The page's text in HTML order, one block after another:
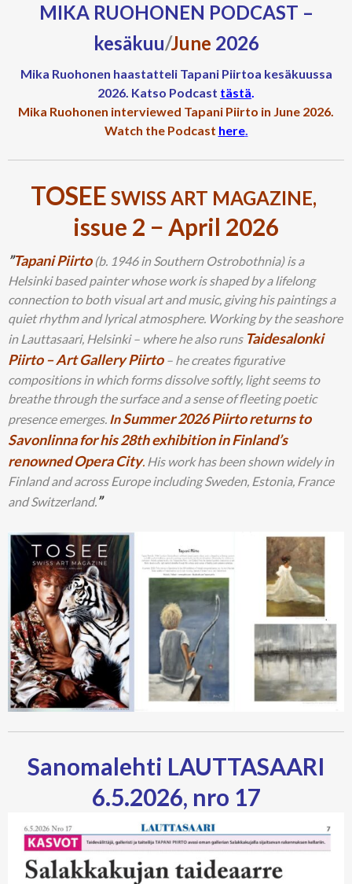
MIKA RUOHONEN PODCAST –
kesäkuu/June 2026
Mika Ruohonen haastatteli Tapani Piirtoa kesäkuussa
2026. Katso Podcast tästä.
Mika Ruohonen interviewed Tapani Piirto in June 2026.
Watch the Podcast here.
TOSEE SWISS ART MAGAZINE,
issue 2 − April 2026
”Tapani Piirto(b. 1946 in Southern Ostrobothnia) is a
Helsinki based painter whose work is shaped by a lifelong
connection to both visual art and music, giving his paintings a
quiet rhythm and lyrical atmosphere. Working by the seashore
in Lauttasaari, Helsinki – where he also runs Taidesalonki
Piirto – Art Gallery Piirto– he creates figurative
compositions in which forms dissolve softly, light seems to
breathe through the surface and a sense of fleeting poetic
presence emerges. InSummer 2026 Piirto returns to
Savonlinna for his 28th exhibition in Finland’s
renowned Opera City. His work has been shown widely in
Finland and across Europe including Sweden, Estonia, France
and Switzerland.”
Sanomalehti LAUTTASAARI
6.5.2026, nro 17